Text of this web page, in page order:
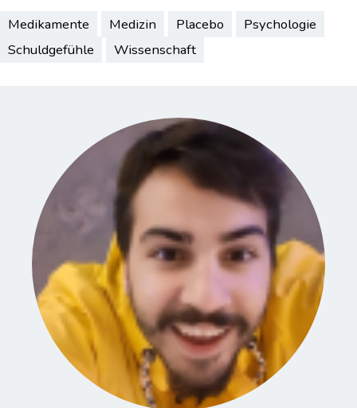
Medikamente Medizin Placebo
Psychologie
Schuldgefühle
Wissenschaft